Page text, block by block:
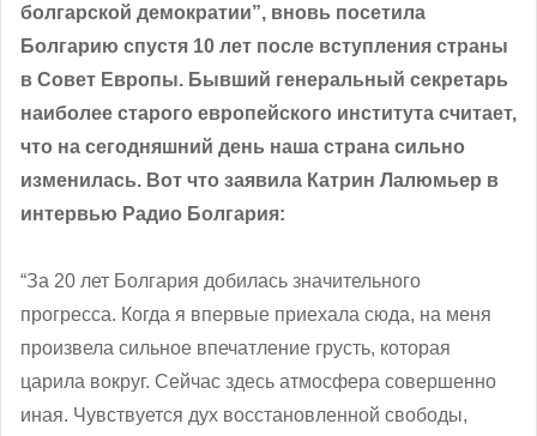
болгарской демократии”, вновь посетила
Болгарию спустя 10 лет после вступления страны
в Совет Европы. Бывший генеральный секретарь
наиболее старого европейского института считает,
что на сегодняшний день наша страна сильно
изменилась. Вот что заявила Катрин Лалюмьер в
интервью Радио Болгария:
“За 20 лет Болгария добилась значительного
прогресса. Когда я впервые приехала сюда, на меня
произвела сильное впечатлениe грусть, которая
царила вокруг. Сейчас здесь атмосфера совершенно
иная. Чувствуется дух восстановленной свободы,